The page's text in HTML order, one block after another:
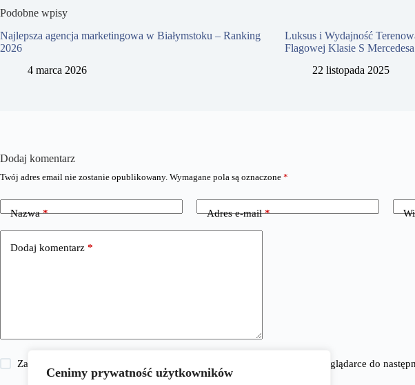
Cenimy prywatność użytkowników
Podobne wpisy
Najlepsza agencja marketingowa w Białymstoku – Ranking
2026
4 marca 2026
Luksus i Wydajność
Flagowej Klasie S Mercedesa
22 listopada 2025
Dodaj komentarz
Twój adres email nie zostanie opublikowany. Wymagane pola są oznaczone *
Nazwa* Adres e-mail*
Dodaj komentarz *
Zapisz moje imię i nazwisko, adres e-mail i stronę internetową w tej przeglądarce do